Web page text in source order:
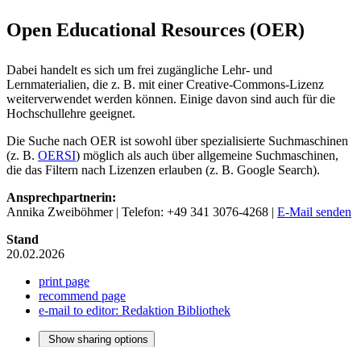
Open Educational Resources (OER)
Dabei handelt es sich um frei zugängliche Lehr- und
Lernmaterialien, die z. B. mit einer Creative-Commons-Lizenz
weiterverwendet werden können. Einige davon sind auch für die
Hochschullehre geeignet.
Die Suche nach OER ist sowohl über spezialisierte Suchmaschinen
(z. B. OERSI) möglich als auch über allgemeine Suchmaschinen,
die das Filtern nach Lizenzen erlauben (z. B. Google Search).
Ansprechpartnerin:
Annika Zweiböhmer | Telefon: +49 341 3076-4268 | E-Mail senden
Stand
20.02.2026
print page
recommend page
e-mail to editor: Redaktion Bibliothek
Show sharing options